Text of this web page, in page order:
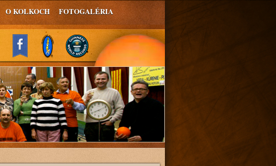
O KOLKOCH FOTOGALÉRIA